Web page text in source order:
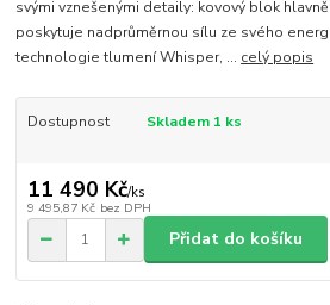
svými vznešenými detaily: kovový blok
poskytuje nadprůměrnou sílu ze svého
technologie tlumení Whisper, ... celý popis
Dostupnost Skladem 1 ks
11 490 Kč/ks
9 495,87 Kč bez DPH
Přidat do košíku